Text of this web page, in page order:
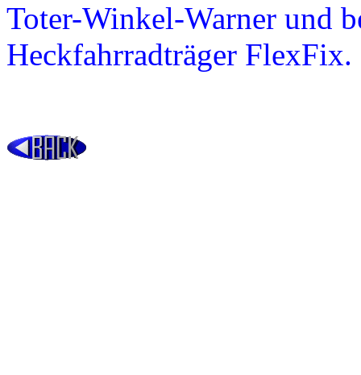
Toter-Winkel-Warner und
Heckfahrradträger FlexFix.